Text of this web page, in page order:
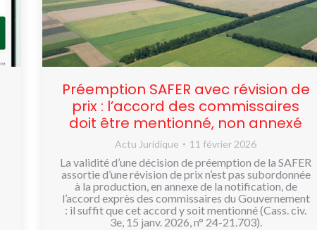
Préemption SAFER avec révision de
prix : l’accord des commissaires
doit être mentionné, non annexé
Actu Juridique 11 février 2026
La validité d’une décision de préemption de la SAFER
assortie d’une révision de prix n’est pas subordonnée
à la production, en annexe de la notification, de
l’accord exprès des commissaires du Gouvernement
: il suffit que cet accord y soit mentionné (Cass. civ.
3e, 15 janv. 2026, n° 24-21.703).